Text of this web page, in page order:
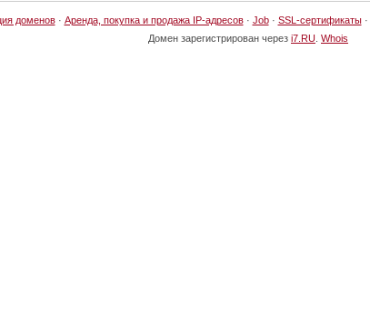
доменов· Аренда, покупка и продажа IP-адресов· Job· SSL-сертификаты·
Домен зарегистрирован через i7.RU Whois